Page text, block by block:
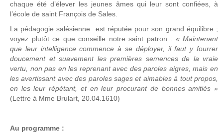
chaque été d’élever les jeunes âmes qui leur sont confiées, à
l’école de saint François de Sales.
La pédagogie salésienne est réputée pour son grand équilibre ;
voyez plutôt ce que conseille notre saint patron : « Maintenant
que leur intelligence commence à se déployer, il faut y fourrer
doucement et suavement les premières semences de la vraie
vertu, non pas en les reprenant avec des paroles aigres, mais en
les avertissant avec des paroles sages et aimables à tout propos,
en les leur répétant, et en leur procurant de bonnes amitiés »
(Lettre à Mme Brulart, 20.04.1610)
Au programme :